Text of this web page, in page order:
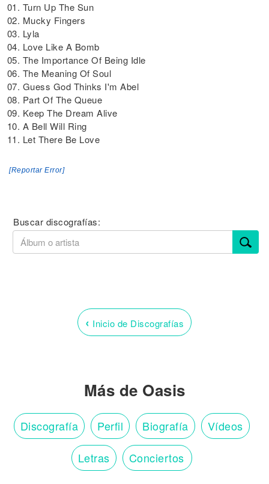
01. Turn Up The Sun
02. Mucky Fingers
03. Lyla
04. Love Like A Bomb
05. The Importance Of Being Idle
06. The Meaning Of Soul
07. Guess God Thinks I'm Abel
08. Part Of The Queue
09. Keep The Dream Alive
10. A Bell Will Ring
11. Let There Be Love
[Reportar Error]
Buscar discografías:
‹ Inicio de Discografías
Más de Oasis
Discografía Perfil Biografía Vídeos
Letras Conciertos